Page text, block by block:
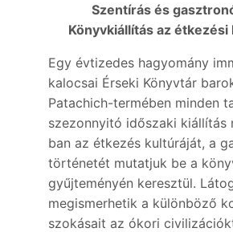
Szentírás és
Könyvkiállítás az
Egy évtizedes hagyomány
kalocsai Érseki Könyvtár
Patachich-termében minden
szezonnyitó időszaki kiállítás
ban az étkezés kultúráját, a
történetét mutatjuk be a
gyűjteményén keresztül.
megismerhetik a különböző
szokásait az ókori